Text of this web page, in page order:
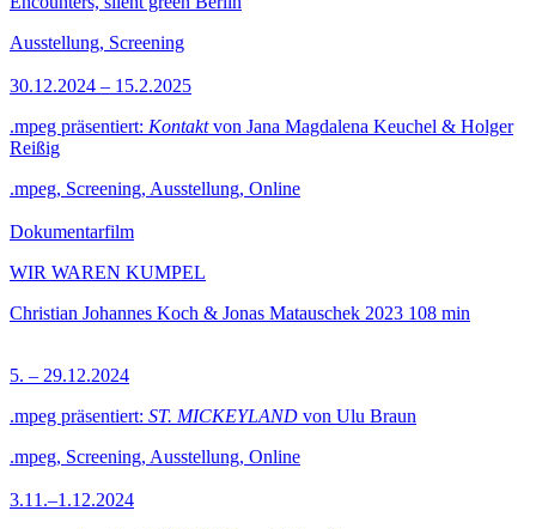
Ausstellung, Screening
30.12.2024 – 15.2.2025
.mpeg präsentiert: Kontaktvon Jana Magdalena Keuchel & Holger
Reißig
.mpeg, Screening, Ausstellung, Online
Dokumentarfilm
WIR WAREN KUMPEL
Christian Johannes Koch & Jonas Matauschek 2023 108 min
5. – 29.12.2024
.mpeg präsentiert: ST. MICKEYLAND von Ulu Braun
.mpeg, Screening, Ausstellung, Online
3.11.–1.12.2024